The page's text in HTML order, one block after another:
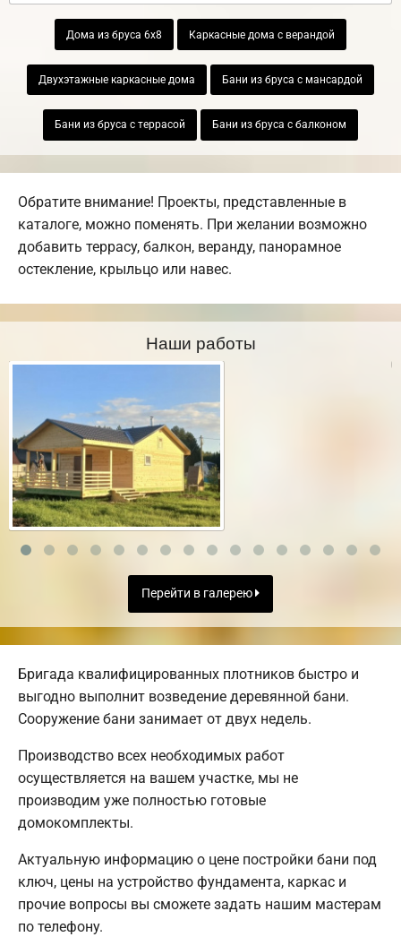
Дома из бруса 6х8 Каркасные дома с верандой
Двухэтажные каркасные дома Бани из бруса с мансардой
Бани из бруса с террасой Бани из бруса с балконом
Обратите внимание! Проекты, представленные в
каталоге, можно поменять. При желании возможно
добавить террасу, балкон, веранду, панорамное
остекление, крыльцо или навес.
Наши работы
Перейти в галерею
Бригада квалифицированных плотников быстро и
выгодно выполнит возведение деревянной бани.
Сооружение бани занимает от двух недель.
Производство всех необходимых работ
осуществляется на вашем участке, мы не
производим уже полностью готовые
домокомплекты.
Актуальную информацию о цене постройки бани под
ключ, цены на устройство фундамента, каркас и
прочие вопросы вы сможете задать нашим мастерам
по телефону.